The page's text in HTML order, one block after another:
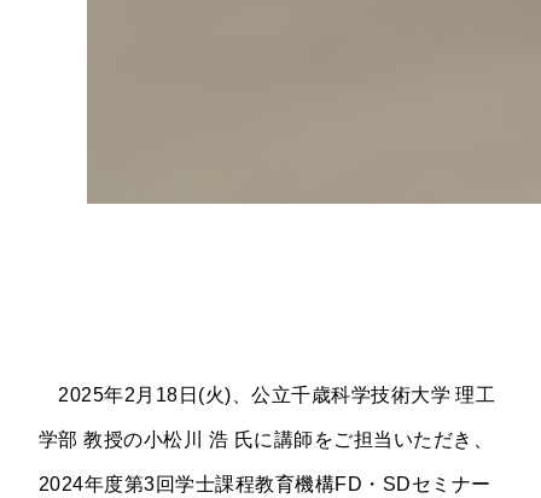
2025年2月18日(火)、公立千歳科学技術大学 理工
学部 教授の小松川 浩 氏に講師をご担当いただき、
2024年度第3回学士課程教育機構FD・SDセミナー